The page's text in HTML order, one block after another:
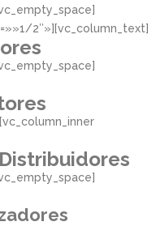
2″»][vc_column_text]